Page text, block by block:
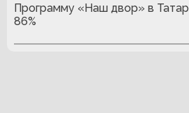
Программу «Наш двор» в
86%